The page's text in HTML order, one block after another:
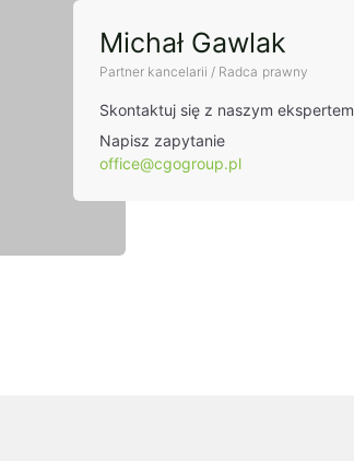
Michał Gawlak
Partner kancelarii / Radca prawny
Skontaktuj się z naszym ekspertem
Napisz zapytanie
office@cgogroup.pl